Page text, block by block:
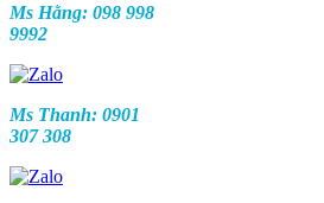
Ms Hằng: 098 998
9992
Ms Thanh: 0901
307 308